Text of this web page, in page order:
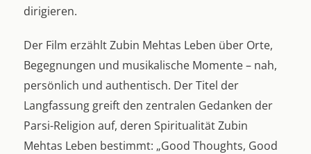
dirigieren.
Der Film erzählt Zubin Mehtas Leben über Orte,
Begegnungen und musikalische Momente – nah,
persönlich und authentisch. Der Titel der
Langfassung greift den zentralen Gedanken der
Parsi-Religion auf, deren Spiritualität Zubin
Mehtas Leben bestimmt: „Good Thoughts, Good